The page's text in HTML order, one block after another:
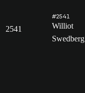
2541
#2541
Williot
Swedberg